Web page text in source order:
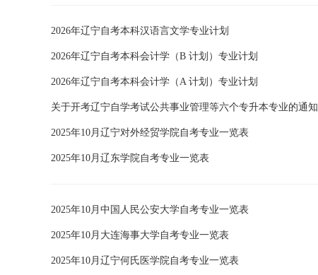
2026年辽宁自考本科汉语言文学专业计划
2026年辽宁自考本科会计学（B 计划）专业计划
2026年辽宁自考本科会计学（A 计划）专业计划
关于开考辽宁自学考试公共事业管理等六个专升本专业的通知
2025年10月辽宁对外经贸学院自考专业一览表
2025年10月辽东学院自考专业一览表
2025年10月中国人民公安大学自考专业一览表
2025年10月大连海事大学自考专业一览表
2025年10月辽宁何氏医学院自考专业一览表